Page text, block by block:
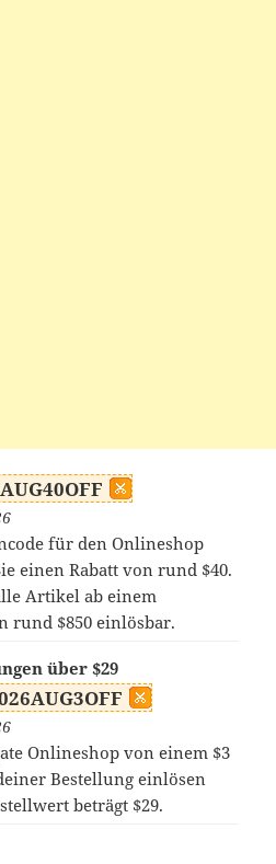
für den Onlineshop
einen Rabatt von rund $40.
Artikel ab einem
rund $850 einlösbar.
über $29
Onlineshop von einem $3
Bestellung einlösen
beträgt $29.